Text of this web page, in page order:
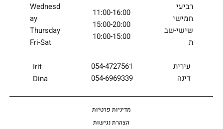
Irit
Dina
054-4727561
054-6969339
עירית
דינה
Wednesd
ay
Thursday
Fri-Sat
11:00-16:00
15:00-20:00
10:00-15:00
רביעי
חמישי
שישי-שב
ת
מדיניות פרטיות
הצהרת נגישות